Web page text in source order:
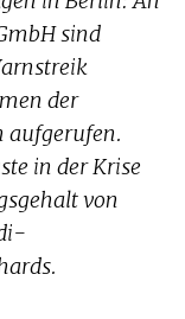
sind
der
aufgerufen.
in der Krise
von